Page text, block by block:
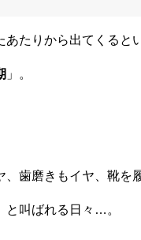
たりから出てくると
」。
、歯磨きもイヤ、靴を
と叫ばれる日々…。